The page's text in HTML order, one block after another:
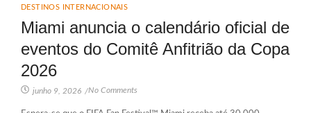
DESTINOS INTERNACIONAIS
Miami anuncia o calendário oficial de
eventos do Comitê Anfitrião da Copa
2026
junho 9, 2026 /No Comments